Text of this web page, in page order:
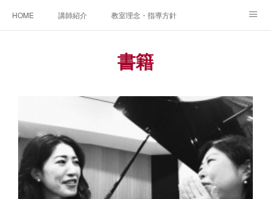
HOME 講師紹介 教室理念・指導方針
アメブロ 書籍
ご相談・体験レッスンお申し込み
アクセス 演奏スケジュール
書籍